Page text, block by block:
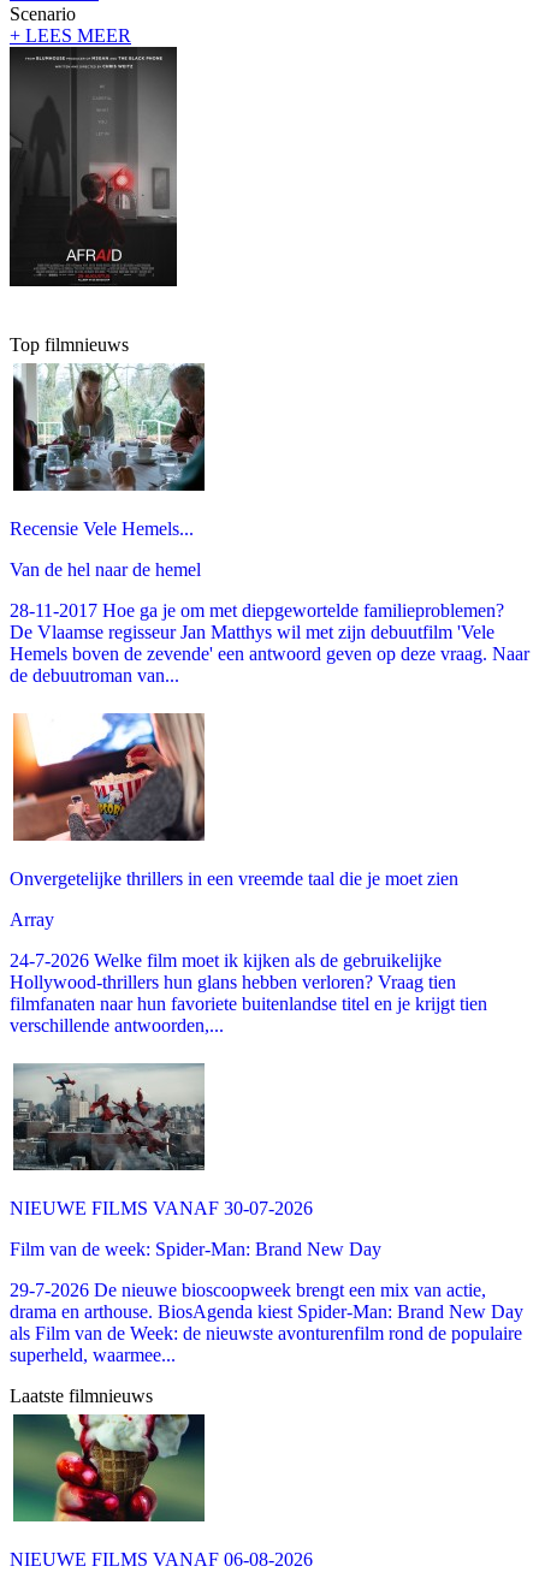
Scenario
+ LEES MEER
Top filmnieuws
Recensie Vele Hemels...
Van de hel naar de hemel
28-11-2017 Hoe ga je om met diepgewortelde familieproblemen?
De Vlaamse regisseur Jan Matthys wil met zijn debuutfilm 'Vele
Hemels boven de zevende' een antwoord geven op deze vraag. Naar
de debuutroman van...
Onvergetelijke thrillers in een vreemde taal die je moet zien
Array
24-7-2026 Welke film moet ik kijken als de gebruikelijke
Hollywood-thrillers hun glans hebben verloren? Vraag tien
filmfanaten naar hun favoriete buitenlandse titel en je krijgt tien
verschillende antwoorden,...
NIEUWE FILMS VANAF 30-07-2026
Film van de week: Spider-Man: Brand New Day
29-7-2026 De nieuwe bioscoopweek brengt een mix van actie,
drama en arthouse. BiosAgenda kiest Spider-Man: Brand New Day
als Film van de Week: de nieuwste avonturenfilm rond de populaire
superheld, waarmee...
Laatste filmnieuws
NIEUWE FILMS VANAF 06-08-2026